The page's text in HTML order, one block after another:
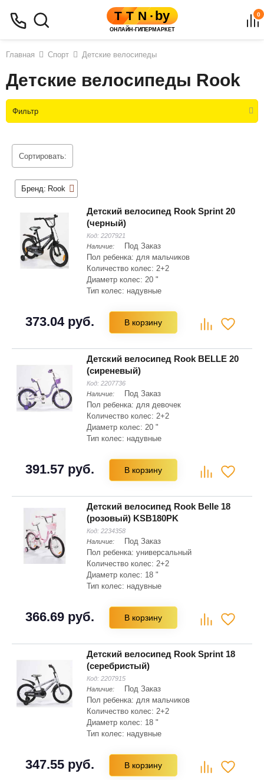
0
Главная Спорт Детские велосипеды
Детские велосипеды Rook
Фильтр
Сортировать:
Бренд: Rook
Детский велосипед Rook Sprint 20
(черный)
Код: 2207921
Наличие:
Под Заказ
Пол ребенка: для мальчиков
Количество колес: 2+2
Диаметр колес: 20 "
Тип колес: надувные
Складная рама: нет
Тип вилки: жесткая
373.04 руб. В корзину
Детский велосипед Rook BELLE 20
(сиреневый)
Код: 2207736
Наличие:
Под Заказ
Пол ребенка: для девочек
Количество колес: 2+2
Диаметр колес: 20 "
Тип колес: надувные
Складная рама: нет
Тип вилки: жесткая
391.57 руб. В корзину
Детский велосипед Rook Belle 18
(розовый) KSB180PK
Код: 2234358
Наличие:
Под Заказ
Пол ребенка: универсальный
Количество колес: 2+2
Диаметр колес: 18 "
Тип колес: надувные
Тип вилки: жесткая
Цвет: розовый
366.69 руб. В корзину
Детский велосипед Rook Sprint 18
(серебристый)
Код: 2207915
Наличие:
Под Заказ
Пол ребенка: для мальчиков
Количество колес: 2+2
Диаметр колес: 18 "
Тип колес: надувные
Складная рама: нет
Тип вилки: жесткая
347.55 руб. В корзину